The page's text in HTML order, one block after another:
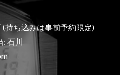
持ち込みは事前予約限定)
石川